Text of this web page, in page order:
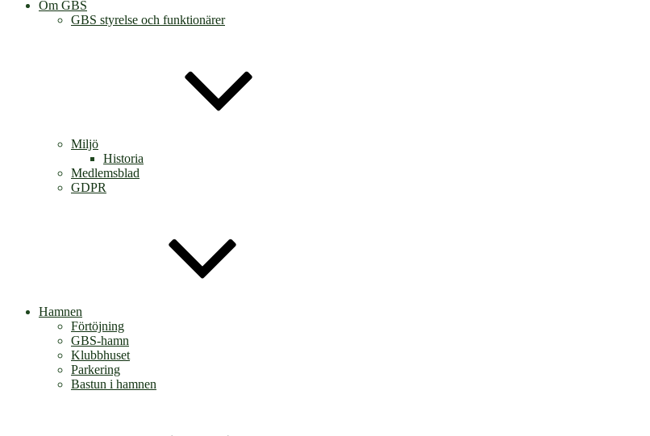
Om GBS
GBS styrelse och funktionärer
Miljö
Historia
Medlemsblad
GDPR
Hamnen
Förtöjning
GBS-hamn
Klubbhuset
Parkering
Bastun i hamnen